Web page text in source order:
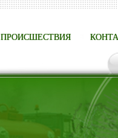
ПРОИСШЕСТВИЯ